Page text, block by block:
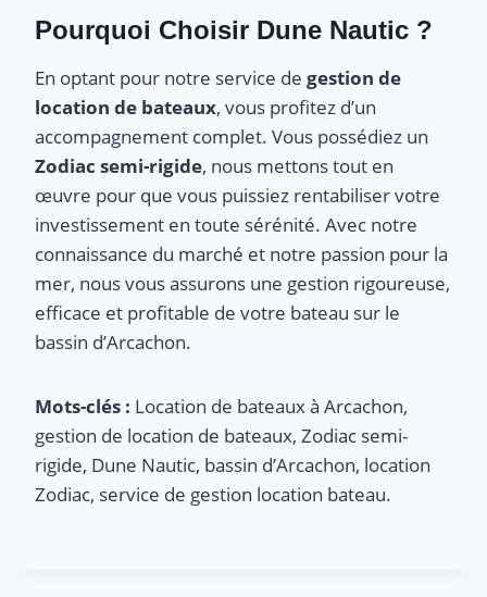
Pourquoi Choisir Dune Nautic ?
En optant pour notre service de gestion de
location de bateaux, vous profitez d’un
accompagnement complet. Vous possédiez un
Zodiac semi-rigide, nous mettons tout en
œuvre pour que vous puissiez rentabiliser votre
investissement en toute sérénité. Avec notre
connaissance du marché et notre passion pour la
mer, nous vous assurons une gestion rigoureuse,
efficace et profitable de votre bateau sur le
bassin d’Arcachon.
Mots-clés : Location de bateaux à Arcachon,
gestion de location de bateaux, Zodiac semi-
rigide, Dune Nautic, bassin d’Arcachon, location
Zodiac, service de gestion location bateau.